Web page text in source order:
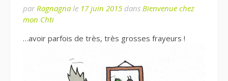
par Ragnagna le 17 juin 2015 dans Bienvenue chez
mon Chti
…avoir parfois de très, très grosses frayeurs !